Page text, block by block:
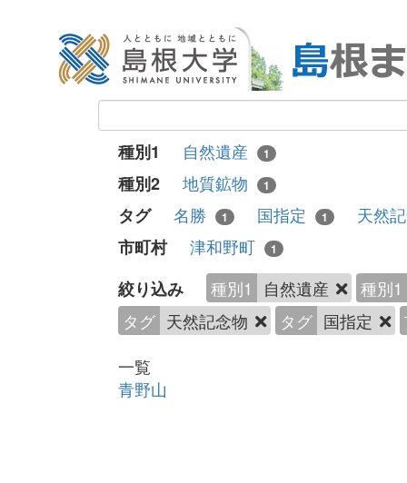
種別1 自然遺産 1
種別2 地質鉱物 1
タグ 名勝 1 国指定 1
天然
市町村
津和野町 1
絞り込み 種別1 自然遺産
種別1
タグ 天然記念物 タグ 国指定
一覧
青野山